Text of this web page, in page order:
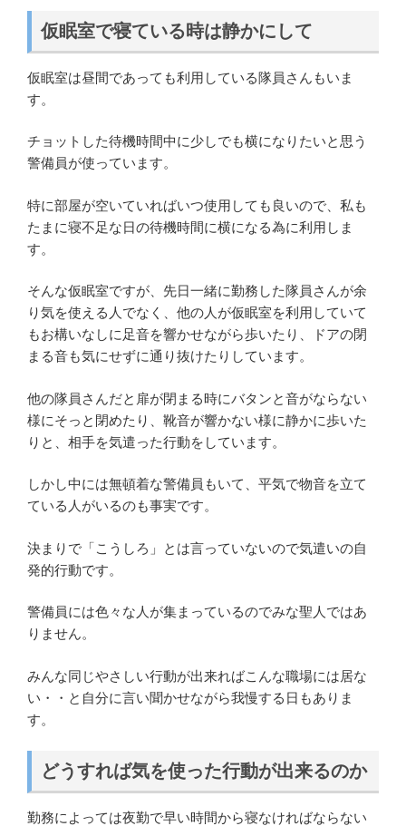
仮眠室で寝ている時は静かにして
仮眠室は昼間であっても利用している隊員さんもいま
す。
チョットした待機時間中に少しでも横になりたいと思う
警備員が使っています。
特に部屋が空いていればいつ使用しても良いので、私も
たまに寝不足な日の待機時間に横になる為に利用しま
す。
そんな仮眠室ですが、先日一緒に勤務した隊員さんが余
り気を使える人でなく、他の人が仮眠室を利用していて
もお構いなしに足音を響かせながら歩いたり、ドアの閉
まる音も気にせずに通り抜けたりしています。
他の隊員さんだと扉が閉まる時にバタンと音がならない
様にそっと閉めたり、靴音が響かない様に静かに歩いた
りと、相手を気遣った行動をしています。
しかし中には無頓着な警備員もいて、平気で物音を立て
ている人がいるのも事実です。
決まりで「こうしろ」とは言っていないので気遣いの自
発的行動です。
警備員には色々な人が集まっているのでみな聖人ではあ
りません。
みんな同じやさしい行動が出来ればこんな職場には居な
い・・と自分に言い聞かせながら我慢する日もありま
す。
どうすれば気を使った行動が出来るのか
勤務によっては夜勤で早い時間から寝なければならない